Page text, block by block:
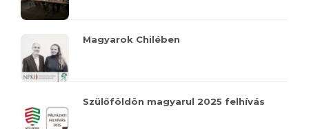
Magyarok Chilében
Szülőföldön magyarul 2025 felhívás